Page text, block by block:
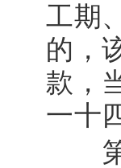
工期
的，
款，
一十